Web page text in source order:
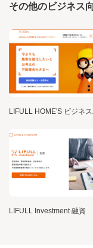
その他のビジネス
LIFULL HOME'S ビジネ
LIFULL Investment 融資